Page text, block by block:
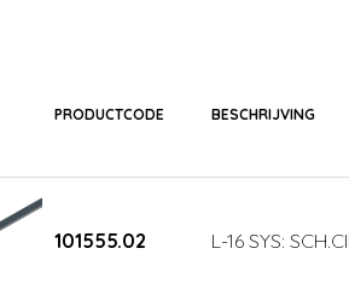
PRODUCTCODE BESCHRIJVING
101555.02 L-16 SYS: